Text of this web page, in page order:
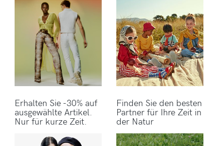
Erhalten Sie -30% auf
ausgewählte Artikel.
Nur für kurze Zeit.
Finden Sie den besten
Partner für Ihre Zeit in
der Natur